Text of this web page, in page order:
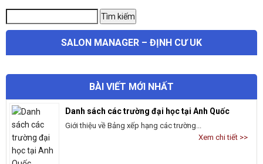
kiếm:
Tìm kiếm
SALON MANAGER – ĐỊNH CƯ UK
BÀI VIẾT MỚI NHẤT
Danh sách các trường đại học tại Anh Quốc
Giới thiệu về Bảng xếp hạng các trường...
Xem chi tiết >>